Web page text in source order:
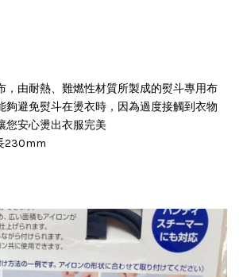
，由耐熱、難燃性材質所製成的熨斗專用布
夠避免熨斗在燙衣時，因為過度接觸到衣物
您安心燙出衣服完美
230mm